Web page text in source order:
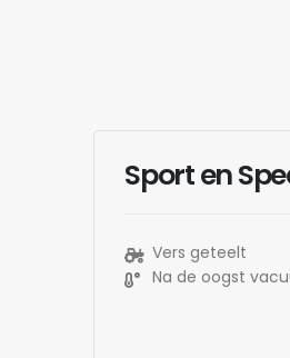
Sport en
Vers geteelt
Na de oogst